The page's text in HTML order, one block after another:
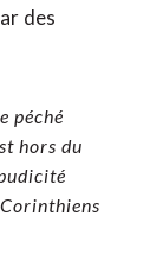
des
péché
hors du